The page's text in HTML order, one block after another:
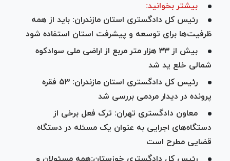
بیشتر بخوانید:
رئیس کل دادگستری استان مازندران: باید از همه
ظرفیت‌ها برای توسعه و پیشرفت استان استفاده شود
بیش از ۳۳ هزار متر مربع از اراضی ملی سوادکوه
شمالی خلع ید شد
رئیس کل دادگستری استان مازندران: ۵۳ فقره
پرونده در دیدار مردمی بررسی شد
معاون دادگستری تهران: ترک فعل برخی از
دستگاه‌های اجرایی به عنوان یک مسئله در دستگاه
قضایی مطرح است